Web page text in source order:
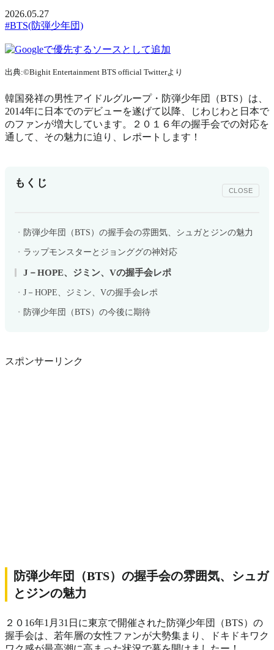
2026.05.27
#BTS(防弾少年団)
出典:©Bighit Entertainment BTS official Twitterより
韓国発祥の男性アイドルグループ・防弾少年団（BTS）は、
2014年に日本でのデビューを遂げて以降、じわじわと日本で
のファンが増大しています。２０１６年の握手会での対応を
通して、その魅力に迫り、レポートします！
もくじ
CLOSE
防弾少年団（BTS）の握手会の雰囲気、シュガとジンの魅力
ラップモンスターとジョンググの神対応
J－HOPE、ジミン、Vの握手会レポ
J－HOPE、ジミン、Vの握手会レポ
防弾少年団（BTS）の今後に期待
スポンサーリンク
防弾少年団（BTS）の握手会の雰囲気、シュガ
とジンの魅力
２０16年1月31日に東京で開催された防弾少年団（BTS）の
握手会は、若年層の女性ファンが大勢集まり、ドキドキワク